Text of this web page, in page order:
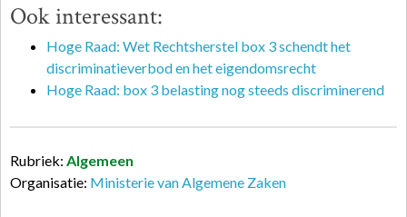
Ook interessant:
Hoge Raad: Wet Rechtsherstel box 3 schendt het
discriminatieverbod en het eigendomsrecht
Hoge Raad: box 3 belasting nog steeds discriminerend
Rubriek: Algemeen
Organisatie: Ministerie van Algemene Zaken